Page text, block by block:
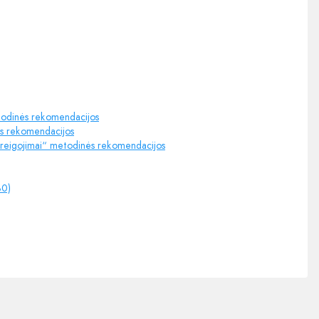
rekomendacijos
rekomendacijos
metodinės rekomendacijos